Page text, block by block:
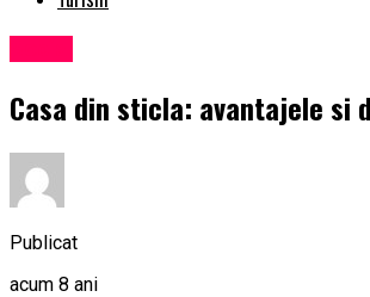
Casa din sticla: avantajele si
Publicat
acum 8 ani